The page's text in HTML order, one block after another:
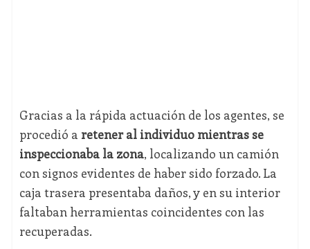
Gracias a la rápida actuación de los agentes, se
procedió a retener al individuo mientras se
inspeccionaba la zona, localizando un camión
con signos evidentes de haber sido forzado. La
caja trasera presentaba daños, y en su interior
faltaban herramientas coincidentes con las
recuperadas.